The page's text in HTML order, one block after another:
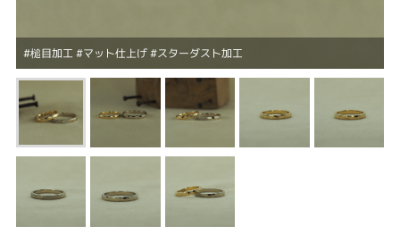
#槌目加工 #マット仕上げ #スターダスト加工